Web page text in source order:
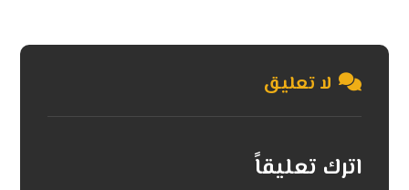
لا تعليق
اترك تعليقاً